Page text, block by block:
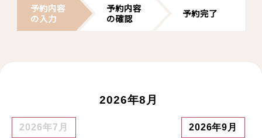
予約内容
の入力
予約内容
の確認
予約完了
2026年8月
2026年7月 2026年9月